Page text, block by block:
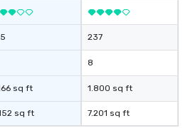
sq ft
sq ft
237
8
1.800 sq ft
7.201 sq ft